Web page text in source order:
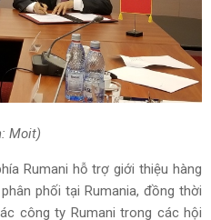
Moit)
Rumani hỗ trợ giới thiệu hàng
phối tại Rumania, đồng thời
công ty Rumani trong các hội